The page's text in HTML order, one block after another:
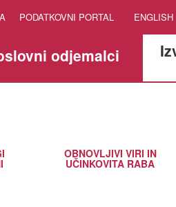
PODATKOVNI PORTAL ENGLISH
odjemalci
OBNOVLJIVI VIRI IN
UČINKOVITA RABA